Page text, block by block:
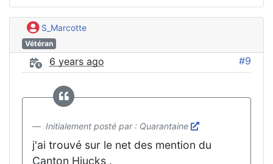
S_Marcotte
Vétéran
6 years ago #9
Initialement posté par : Quarantaine
j'ai trouvé sur le net des mention du
Canton Hiucks .